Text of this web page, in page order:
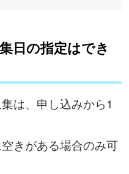
日の指定はでき
は、申し込みから1
きがある場合のみ可